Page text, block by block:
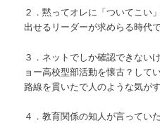
２．黙ってオレに「ついてこい
出せるリーダーが求めらる時代
３．ネットでしか確認できない
ョー高校型部活動を懐古？して
路線を貫いたで人のような気がす
４．教育関係の知人が言ってい